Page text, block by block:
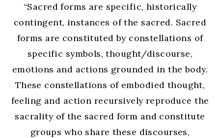
“Sacred forms are specific, historically
contingent, instances of the sacred. Sacred
forms are constituted by constellations of
specific symbols, thought/discourse,
emotions and actions grounded in the body.
These constellations of embodied thought,
feeling and action recursively reproduce the
sacrality of the sacred form and constitute
groups who share these discourses,